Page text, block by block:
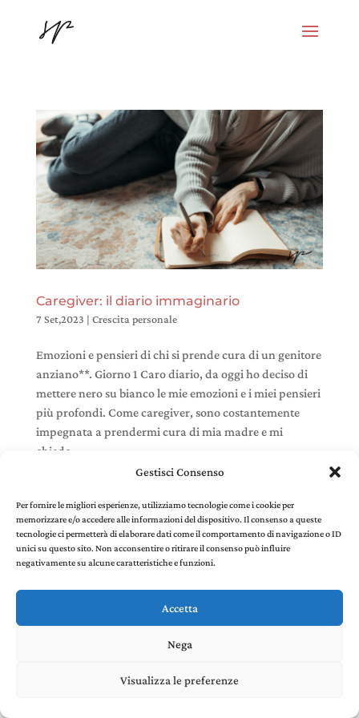
Gestisci Consenso
Per fornire le migliori esperienze, utilizziamo tecnologie come i cookie per
memorizzare e/o accedere alle informazioni del dispositivo. Il consenso a queste
tecnologie ci permetterà di elaborare dati come il comportamento di navigazione o ID
unici su questo sito. Non acconsentire o ritirare il consenso può influire
negativamente su alcune caratteristiche e funzioni.
Accetta
Nega
Visualizza le preferenze
Caregiver: il diario immaginario
7 Set,2023 | Crescita personale
Emozioni e pensieri di chi si prende cura di un genitore
anziano**. Giorno 1 Caro diario, da oggi ho deciso di
mettere nero su bianco le mie emozioni e i miei pensieri
più profondi. Come caregiver, sono costantemente
impegnata a prendermi cura di mia madre e mi
chiedo...
Stefania Panelli © 2022 - P. IVA 02385410507 |Privacy
and Cookie Policycreated by Environments di